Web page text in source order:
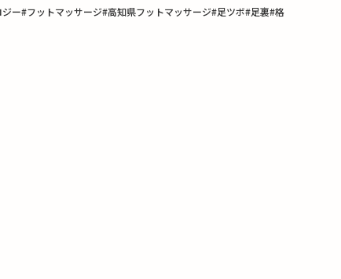
#フットマッサージ#高知県フットマッサージ#足ツボ#足裏#格